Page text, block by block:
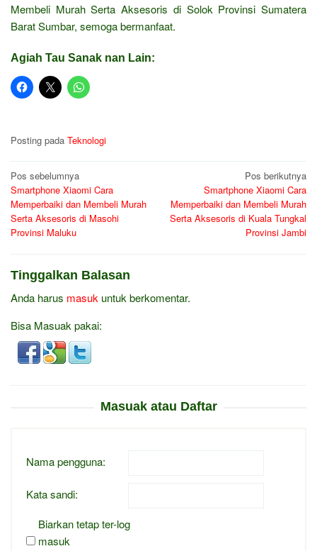
Membeli Murah Serta Aksesoris di Solok Provinsi Sumatera
Barat Sumbar, semoga bermanfaat.
Agiah Tau Sanak nan Lain:
Posting pada Teknologi
Navigasi
pos
Pos sebelumnya
Smartphone Xiaomi Cara
Memperbaiki dan Membeli Murah
Serta Aksesoris di Masohi
Provinsi Maluku
Pos berikutnya
Smartphone Xiaomi Cara
Memperbaiki dan Membeli Murah
Serta Aksesoris di Kuala Tungkal
Provinsi Jambi
Tinggalkan Balasan
Anda harus masuk untuk berkomentar.
Bisa Masuak pakai:
Masuak atau Daftar
Nama pengguna:
Kata sandi:
Biarkan tetap ter-log
masuk